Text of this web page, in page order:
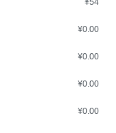
¥54
¥0.00
¥0.00
¥0.00
¥0.00